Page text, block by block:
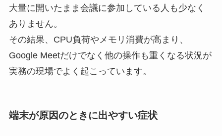
大量に開いたまま会議に参加している人も少なく
ありません。
その結果、CPU負荷やメモリ消費が高まり、
Google Meetだけでなく他の操作も重くなる状況が
実務の現場でよく起こっています。
端末が原因のときに出やすい症状